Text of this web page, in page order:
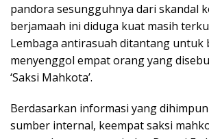
pandora sesungguhnya dari skandal
berjamaah ini diduga kuat masih
Lembaga antirasuah ditantang untuk
menyenggol empat orang yang
‘Saksi Mahkota’.
​Berdasarkan informasi yang
sumber internal, keempat saksi